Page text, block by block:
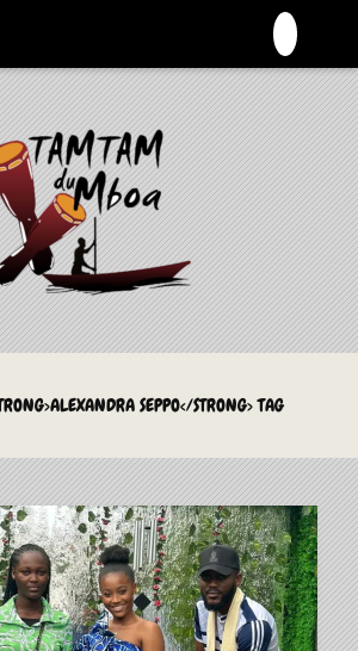
DU MBOA
Dévoilée !
SEPPO</STRONG> TAG